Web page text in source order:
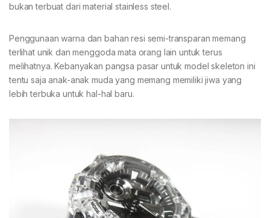
bukan terbuat dari material stainless steel.
Penggunaan warna dan bahan resi semi-transparan memang
terlihat unik dan menggoda mata orang lain untuk terus
melihatnya. Kebanyakan pangsa pasar untuk model skeleton ini
tentu saja anak-anak muda yang memang memiliki jiwa yang
lebih terbuka untuk hal-hal baru.